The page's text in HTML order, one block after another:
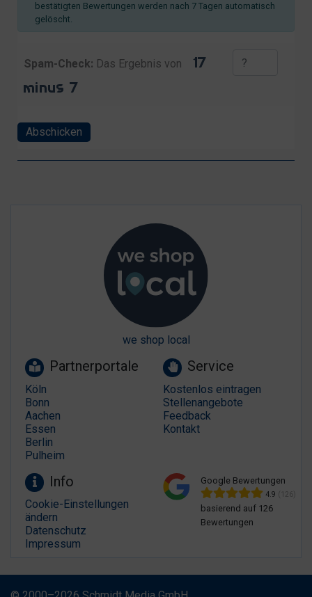
bestätigten Bewertungen werden nach 7 Tagen automatisch
gelöscht.
Spam-Check: Das Ergebnis von
Abschicken
we shop local
Partnerportale
Köln
Bonn
Aachen
Essen
Berlin
Pulheim
Service
Kostenlos eintragen
Stellenangebote
Feedback
Kontakt
Info
Cookie-Einstellungen
ändern
Datenschutz
Impressum
Google Bewertungen
4.9 (126)
basierend auf 126
Bewertungen